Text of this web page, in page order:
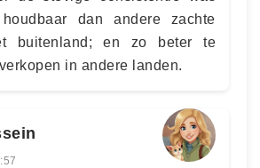
dan andere zachte
buitenland; en zo beter te
in andere landen.